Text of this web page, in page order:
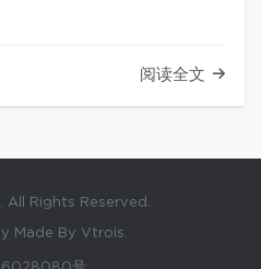
阅读全文
All Rights Reserved.
Made By Vtrois.